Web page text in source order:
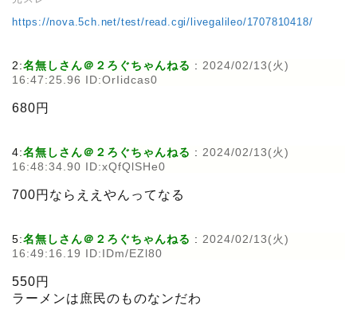
https://nova.5ch.net/test/read.cgi/livegalileo/1707810418/
2:名無しさん＠２ろぐちゃんねる : 2024/02/13(火)
16:47:25.96 ID:OrIidcas0
680円
4:名無しさん＠２ろぐちゃんねる : 2024/02/13(火)
16:48:34.90 ID:xQfQlSHe0
700円ならええやんってなる
5:名無しさん＠２ろぐちゃんねる : 2024/02/13(火)
16:49:16.19 ID:IDm/EZl80
550円
ラーメンは庶民のものなンだわ